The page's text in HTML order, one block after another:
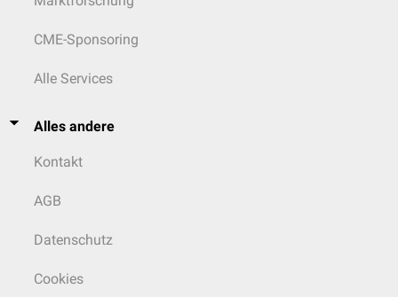
CME-Sponsoring
Alle Services
Alles andere
Kontakt
AGB
Datenschutz
Cookies